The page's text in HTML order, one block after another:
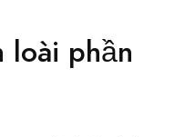
loài phần